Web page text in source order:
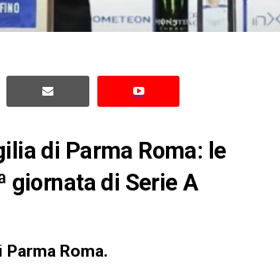
di Parma Roma: le
giornata di Serie A
Parma Roma.